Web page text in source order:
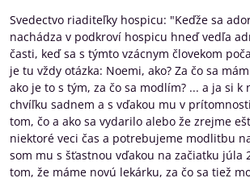
Svedectvo riaditeľky hospicu: "Keďže sa
nachádza v podkroví hospicu hneď vedľa
časti, keď sa s týmto vzácnym človekom
je tu vždy otázka: Noemi, ako? Za čo sa
ako je to s tým, za čo sa modlím? ... a ja si k
chvíľku sadnem a s vďakou mu v
tom, čo a ako sa vydarilo alebo že zrejme
niektoré veci čas a potrebujeme modlitbu
som mu s šťastnou vďakou na začiatku júla
tom, že máme novú lekárku, za čo sa tiež